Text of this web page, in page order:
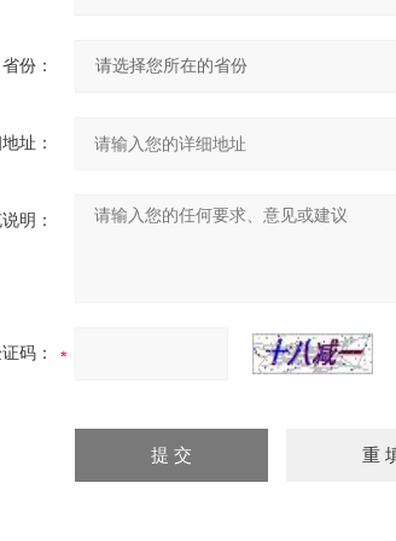
省份：
址：
明：
码：